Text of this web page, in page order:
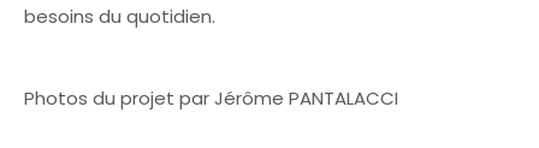
besoins du quotidien.
Photos du projet par Jérôme PANTALACCI